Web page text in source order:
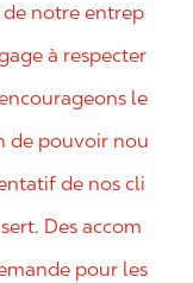
de notre entrep
à respecter
le
de pouvoir nou
de nos cli
Des accom
pour les